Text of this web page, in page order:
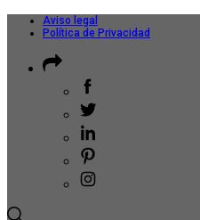
Aviso legal
Política de Privacidad